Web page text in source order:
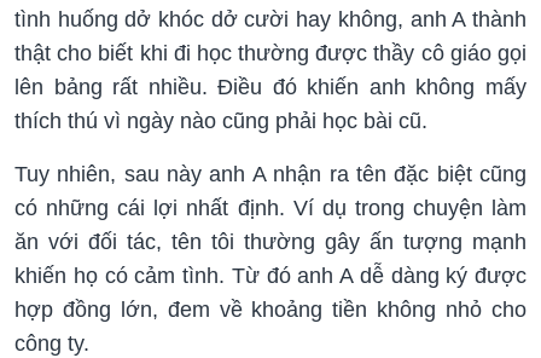
tình huống dở khóc dở cười hay không, anh A thành
thật cho biết khi đi học thường được thầy cô giáo gọi
lên bảng rất nhiều. Điều đó khiến anh không mấy
thích thú vì ngày nào cũng phải học bài cũ.
Tuy nhiên, sau này anh A nhận ra tên đặc biệt cũng
có những cái lợi nhất định. Ví dụ trong chuyện làm
ăn với đối tác, tên tôi thường gây ấn tượng mạnh
khiến họ có cảm tình. Từ đó anh A dễ dàng ký được
hợp đồng lớn, đem về khoảng tiền không nhỏ cho
công ty.